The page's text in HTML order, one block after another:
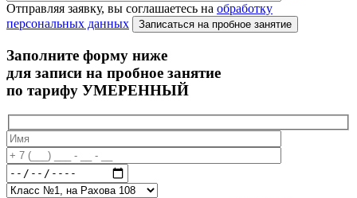
Отправляя заявку, вы соглашаетесь на обработку
персональных данных
Записаться на пробное занятие
Заполните форму ниже
для записи на пробное занятие
по тарифу УМЕРЕННЫЙ